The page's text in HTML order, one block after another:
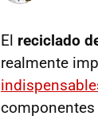
El reciclado
realmente
componentes